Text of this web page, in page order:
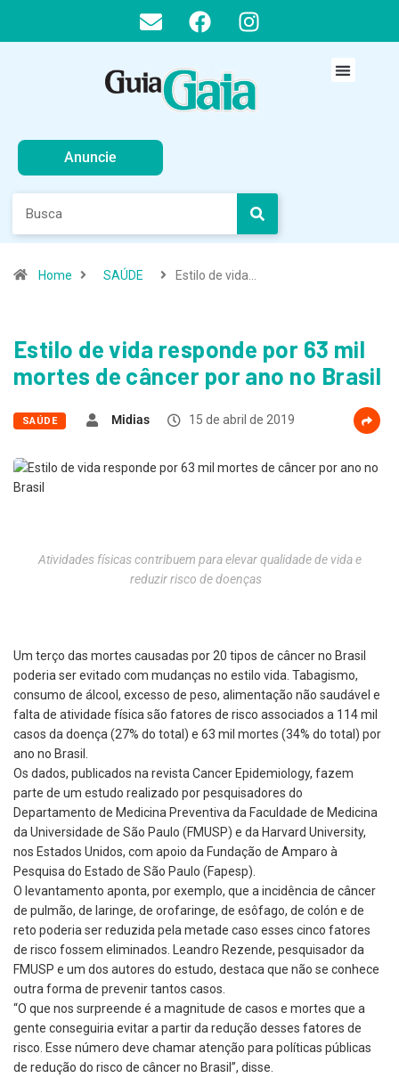
Anuncie
Home SAÚDE Estilo de vida…
Estilo de vida responde por 63 mil
mortes de câncer por ano no Brasil
SAÚDE Midias 15 de abril de 2019
Atividades físicas contribuem para elevar qualidade de vida e
reduzir risco de doenças
Um terço das mortes causadas por 20 tipos de câncer no Brasil
poderia ser evitado com mudanças no estilo vida. Tabagismo,
consumo de álcool, excesso de peso, alimentação não saudável e
falta de atividade física são fatores de risco associados a 114 mil
casos da doença (27% do total) e 63 mil mortes (34% do total) por
ano no Brasil.
Os dados, publicados na revista Cancer Epidemiology, fazem
parte de um estudo realizado por pesquisadores do
Departamento de Medicina Preventiva da Faculdade de Medicina
da Universidade de São Paulo (FMUSP) e da Harvard University,
nos Estados Unidos, com apoio da Fundação de Amparo à
Pesquisa do Estado de São Paulo (Fapesp).
O levantamento aponta, por exemplo, que a incidência de câncer
de pulmão, de laringe, de orofaringe, de esôfago, de colón e de
reto poderia ser reduzida pela metade caso esses cinco fatores
de risco fossem eliminados. Leandro Rezende, pesquisador da
FMUSP e um dos autores do estudo, destaca que não se conhece
outra forma de prevenir tantos casos.
“O que nos surpreende é a magnitude de casos e mortes que a
gente conseguiria evitar a partir da redução desses fatores de
risco. Esse número deve chamar atenção para políticas públicas
de redução do risco de câncer no Brasil”, disse.